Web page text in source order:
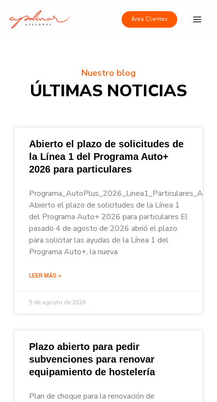
contenido
Área Clientes
Nuestro blog
ÚLTIMAS NOTICIAS
Abierto el plazo de solicitudes de
la Línea 1 del Programa Auto+
2026 para particulares
Abierto el plazo de solicitudes de la Línea 1
del Programa Auto+ 2026 para particulares El
pasado 4 de agosto de 2026 abrió el plazo
para solicitar las ayudas de la Línea 1 del
Programa Auto+, la nueva
LEER MÁS »
5 de agosto de 2026
Plazo abierto para pedir
subvenciones para renovar
equipamiento de hostelería
Plan de choque para la renovación de